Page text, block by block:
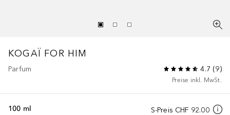
KOGAÏ FOR HIM
Parfum 4.7 (9)
Preise inkl. MwSt.
S-Preis CHF 92.00
100 ml